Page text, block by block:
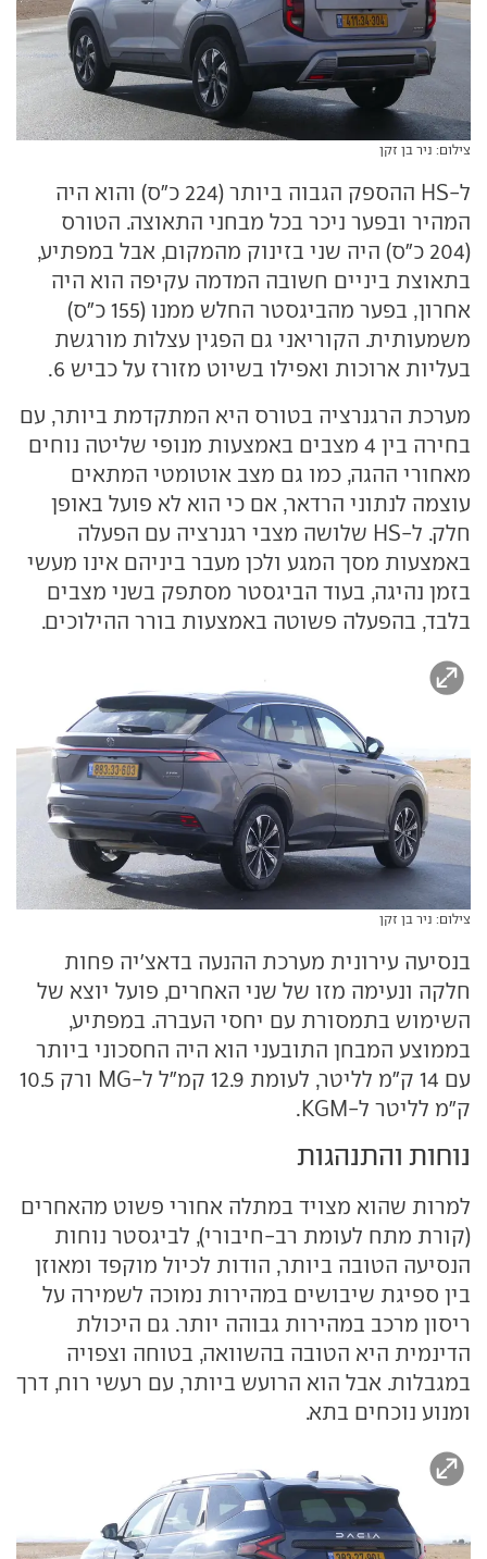
צילום: ניר בן זקן
ל-HS ההספק הגבוה ביותר (224 כ"ס) והוא היה
המהיר ובפער ניכר בכל מבחני התאוצה. הטורס
(204 כ"ס) היה שני בזינוק מהמקום, אבל במפתיע,
בתאוצת ביניים חשובה המדמה עקיפה הוא היה
אחרון, בפער מהביגסטר החלש ממנו (155 כ"ס)
משמעותית. הקוריאני גם הפגין עצלות מורגשת
בעליות ארוכות ואפילו בשיוט מזורז על כביש 6.
מערכת הרגנרציה בטורס היא המתקדמת ביותר, עם
בחירה בין 4 מצבים באמצעות מנופי שליטה נוחים
מאחורי ההגה, כמו גם מצב אוטומטי המתאים
עוצמה לנתוני הרדאר, אם כי הוא לא פועל באופן
חלק. ל-HS שלושה מצבי רגנרציה עם הפעלה
באמצעות מסך המגע ולכן מעבר ביניהם אינו מעשי
בזמן נהיגה, בעוד הביגסטר מסתפק בשני מצבים
בלבד, בהפעלה פשוטה באמצעות בורר ההילוכים.
צילום: ניר בן זקן
בנסיעה עירונית מערכת ההנעה בדאצ'יה פחות
חלקה ונעימה מזו של שני האחרים, פועל יוצא של
השימוש בתמסורת עם יחסי העברה. במפתיע,
בממוצע המבחן התובעני הוא היה החסכוני ביותר
עם 14 ק"מ לליטר, לעומת 12.9 קמ"ל ל-MG ורק 10.5
ק"מ לליטר ל-KGM.
נוחות והתנהגות
למרות שהוא מצויד במתלה אחורי פשוט מהאחרים
(קורת מתח לעומת רב-חיבורי), לביגסטר נוחות
הנסיעה הטובה ביותר, הודות לכיול מוקפד ומאוזן
בין ספיגת שיבושים במהירות נמוכה לשמירה על
ריסון מרכב במהירות גבוהה יותר. גם היכולת
הדינמית היא הטובה בהשוואה, בטוחה וצפויה
במגבלות. אבל הוא הרועש ביותר, עם רעשי רוח, דרך
ומנוע נוכחים בתא.